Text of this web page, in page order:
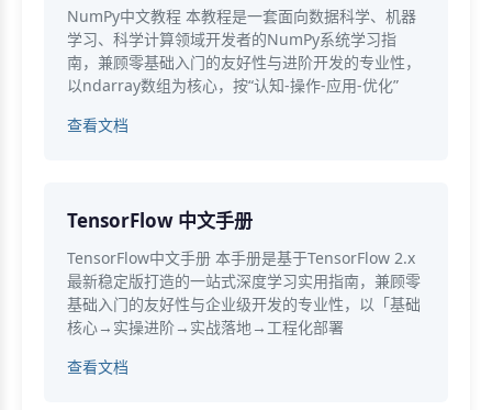
NumPy中文教程 本教程是一套面向数据科学、机器
学习、科学计算领域开发者的NumPy系统学习指
南，兼顾零基础入门的友好性与进阶开发的专业性，
以ndarray数组为核心，按“认知-操作-应用-优化”
查看文档
TensorFlow 中文手册
TensorFlow中文手册 本手册是基于TensorFlow 2.x
最新稳定版打造的一站式深度学习实用指南，兼顾零
基础入门的友好性与企业级开发的专业性，以「基础
核心→实操进阶→实战落地→工程化部署
查看文档